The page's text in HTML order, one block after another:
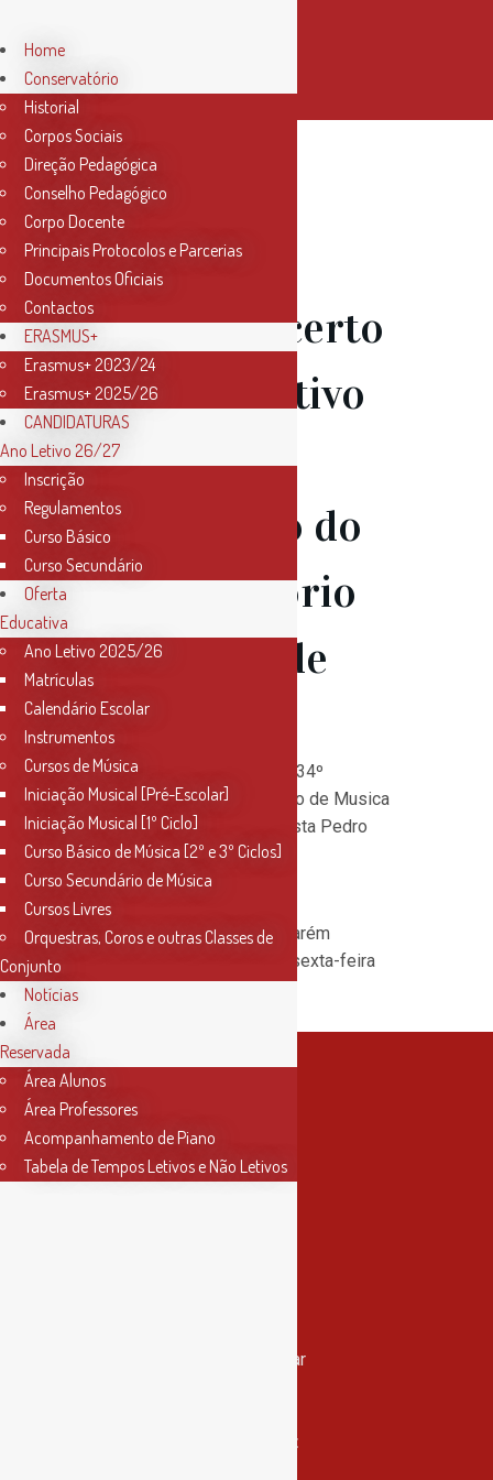
17 MaiConcerto
Comemorativo
do 34º
Aniversário do
Conservatório
de Musica de
Santarém
Concerto Comemorativo do 34º
Aniversário do Conservatório de Musica
de Santarém, com o Guitarrista Pedro
Rodrigues.
Entrada Livre.
Local:Teatro Taborda, Santarém
17 de maio de 2019, sexta-feira
Horário:21h30
Rua Miguel Bombarda, nº 4, 1º andar
info@conservatoriosantarem.pt
Home
Conservatório
Historial
Corpos Sociais
Direção Pedagógica
Conselho Pedagógico
Corpo Docente
Principais Protocolos e Parcerias
Documentos Oficiais
Contactos
ERASMUS+
Erasmus+ 2023/24
Erasmus+ 2025/26
CANDIDATURAS
Ano Letivo 26/27
Inscrição
Regulamentos
Curso Básico
Curso Secundário
Oferta
Educativa
Ano Letivo 2025/26
Matrículas
Calendário Escolar
Instrumentos
Cursos de Música
Iniciação Musical [Pré-Escolar]
Iniciação Musical [1º Ciclo]
Curso Básico de Música [2º e 3º Ciclos]
Curso Secundário de Música
Cursos Livres
Orquestras, Coros e outras Classes de
Conjunto
Notícias
Área
Reservada
Área Alunos
Área Professores
Acompanhamento de Piano
Tabela de Tempos Letivos e Não Letivos